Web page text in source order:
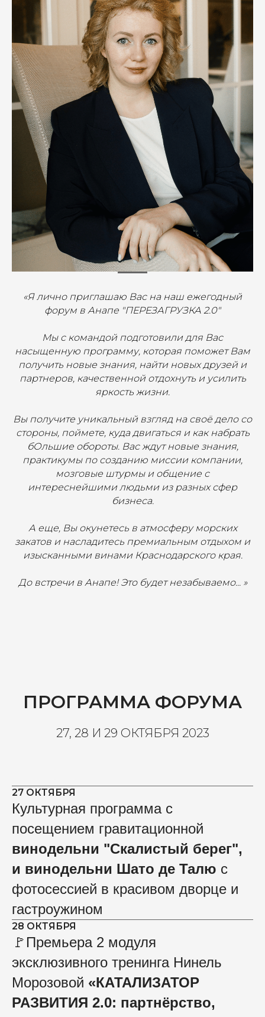
«Я лично приглашаю Вас на наш ежегодный
форум в Анапе "ПЕРЕЗАГРУЗКА 2.0"
Мы с командой подготовили для Вас
насыщенную программу, которая поможет Вам
получить новые знания, найти новых друзей и
партнеров, качественной отдохнуть и усилить
яркость жизни.
Вы получите уникальный взгляд на своё дело со
стороны, поймете, куда двигаться и как набрать
бОльшие обороты. Вас ждут новые знания,
практикумы по созданию миссии компании,
мозговые штурмы и общение с
интереснейшими людьми из разных сфер
бизнеса.
А еще, Вы окунетесь в атмосферу морских
закатов и насладитесь премиальным отдыхом и
изысканными винами Краснодарского края.
До встречи в Анапе! Это будет незабываемо... »
ПРОГРАММА ФОРУМА
27, 28 И 29 ОКТЯБРЯ 2023
27 ОКТЯБРЯ
Культурная программа с
посещением гравитационной
винодельни "Скалистый берег",
и винодельни Шато де Талю с
фотосессией в красивом дворце и
гастроужином
28 ОКТЯБРЯ
🚩Премьера 2 модуля
эксклюзивного тренинга Нинель
Морозовой «КАТАЛИЗАТОР
РАЗВИТИЯ 2.0: партнёрство,